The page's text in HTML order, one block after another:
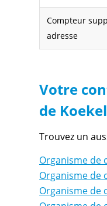
Compteur
adresse
Votre
de
Trouvez un
Organisme de
Organisme de
Organisme de